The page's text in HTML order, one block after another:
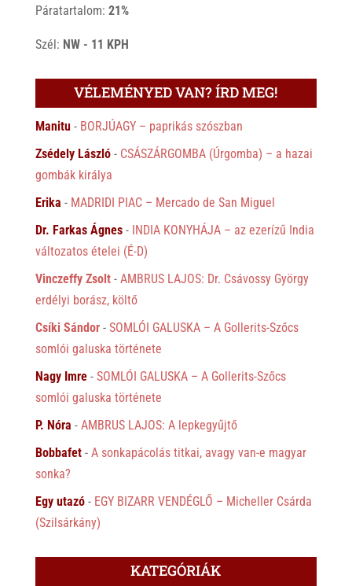
Páratartalom: 21%
Szél: NW - 11 KPH
VÉLEMÉNYED VAN? ÍRD MEG!
Manitu- BORJÚAGY – paprikás szószban
Zsédely László- CSÁSZÁRGOMBA (Úrgomba) – a hazai
gombák királya
Erika - MADRIDI PIAC – Mercado de San Miguel
Dr. Farkas Ágnes- INDIA KONYHÁJA – az ezerízű India
változatos ételei (É-D)
Vinczeffy Zsolt- AMBRUS LAJOS: Dr. Csávossy György
erdélyi borász, költő
Csíki Sándor- SOMLÓI GALUSKA – A Gollerits-Szőcs
somlói galuska története
Nagy Imre- SOMLÓI GALUSKA – A Gollerits-Szőcs
somlói galuska története
P. Nóra - AMBRUS LAJOS: A lepkegyűjtő
Bobbafet- A sonkapácolás titkai, avagy van-e magyar
sonka?
Egy utazó- EGY BIZARR VENDÉGLŐ – Micheller Csárda
(Szilsárkány)
KATEGÓRIÁK